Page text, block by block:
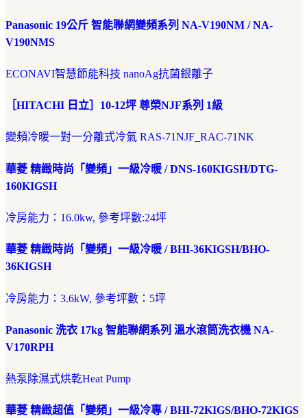
Panasonic 19公斤 智能聯網變頻系列 NA-V190NM / NA-
V190NMS
ECONAVI智慧節能科技 nanoAg抗菌銀離子
［HITACHI 日立］10-12坪 尊榮NJF系列 1級
變頻冷暖一對一分離式冷氣 RAS-71NJF_RAC-71NK
華菱 精緻時尚「變頻」一級冷暖 / DNS-160KIGSH/DTG-
160KIGSH
冷房能力：16.0kw, 參考坪數:24坪
華菱 精緻時尚「變頻」一級冷暖 / BHI-36KIGSH/BHO-
36KIGSH
冷房能力：3.6kW, 參考坪數：5坪
Panasonic 洗衣 17kg 智能聯網系列 溫水滾筒洗衣機 NA-
V170RPH
熱泵除濕式烘乾Heat Pump
華菱 精緻超值「變頻」一級冷專 / BHI-72KIGS/BHO-72KIGS